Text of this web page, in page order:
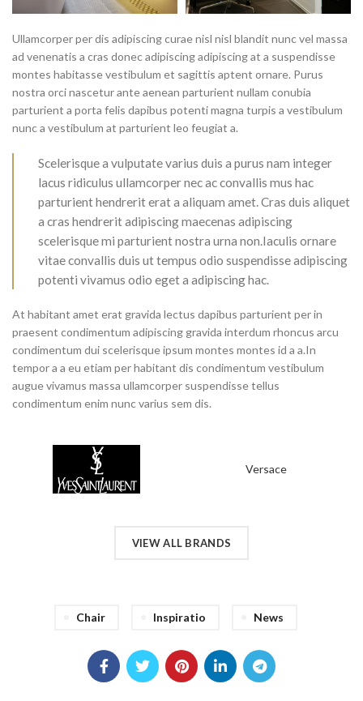
Ullamcorper per dis adipiscing curae nisl nisl blandit nunc vel massa
ad venenatis a cras donec adipiscing adipiscing at a suspendisse
montes habitasse vestibulum et sagittis aptent ornare. Purus
nostra orci nascetur ante aenean parturient nullam conubia
parturient a porta felis dapibus potenti magna turpis a vestibulum
nunc a vestibulum at parturient leo feugiat a.
Scelerisque a vulputate varius duis a purus nam integer
lacus ridiculus ullamcorper nec ac convallis mus hac
parturient hendrerit erat a aliquam amet. Cras duis aliquet
a cras hendrerit adipiscing maecenas adipiscing
scelerisque mi parturient nostra urna non.Iaculis ornare
vitae convallis duis ut tempus odio suspendisse adipiscing
potenti vivamus odio eget a adipiscing hac.
At habitant amet erat gravida lectus dapibus parturient per in
praesent condimentum adipiscing gravida interdum rhoncus arcu
condimentum dui scelerisque ipsum montes montes id a a.In
tempor a a eu etiam per habitant dis condimentum vestibulum
augue vivamus massa ullamcorper suspendisse tellus
condimentum enim nunc varius sem dis.
Versace
VIEW ALL BRANDS
Chair Inspiratio News